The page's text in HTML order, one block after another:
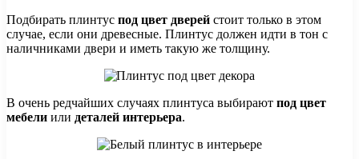
Подбирать плинтус под цвет дверей стоит только в этом
случае, если они древесные. Плинтус должен идти в тон с
наличниками двери и иметь такую же толщину.
В очень редчайших случаях плинтуса выбирают под цвет
мебели или деталей интерьера.